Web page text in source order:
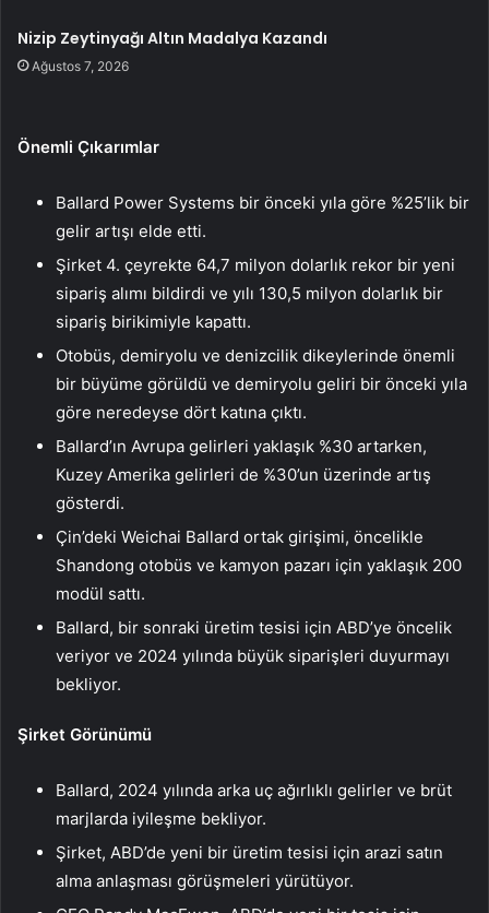
Nizip Zeytinyağı Altın Madalya Kazandı
Ağustos 7, 2026
Önemli Çıkarımlar
Ballard Power Systems bir önceki yıla göre %25’lik bir
gelir artışı elde etti.
Şirket 4. çeyrekte 64,7 milyon dolarlık rekor bir yeni
sipariş alımı bildirdi ve yılı 130,5 milyon dolarlık bir
sipariş birikimiyle kapattı.
Otobüs, demiryolu ve denizcilik dikeylerinde önemli
bir büyüme görüldü ve demiryolu geliri bir önceki yıla
göre neredeyse dört katına çıktı.
Ballard’ın Avrupa gelirleri yaklaşık %30 artarken,
Kuzey Amerika gelirleri de %30’un üzerinde artış
gösterdi.
Çin’deki Weichai Ballard ortak girişimi, öncelikle
Shandong otobüs ve kamyon pazarı için yaklaşık 200
modül sattı.
Ballard, bir sonraki üretim tesisi için ABD’ye öncelik
veriyor ve 2024 yılında büyük siparişleri duyurmayı
bekliyor.
Şirket Görünümü
Ballard, 2024 yılında arka uç ağırlıklı gelirler ve brüt
marjlarda iyileşme bekliyor.
Şirket, ABD’de yeni bir üretim tesisi için arazi satın
alma anlaşması görüşmeleri yürütüyor.